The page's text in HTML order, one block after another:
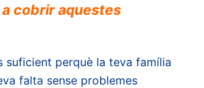
cobrir aquestes
suficient perquè la teva família
falta sense problemes